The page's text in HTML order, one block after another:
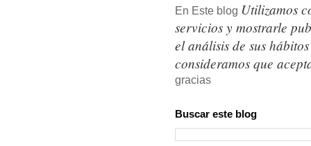
En Este blog Utilizamos
servicios y mostrarle
el análisis de sus
consideramos que
gracias
Buscar este blog